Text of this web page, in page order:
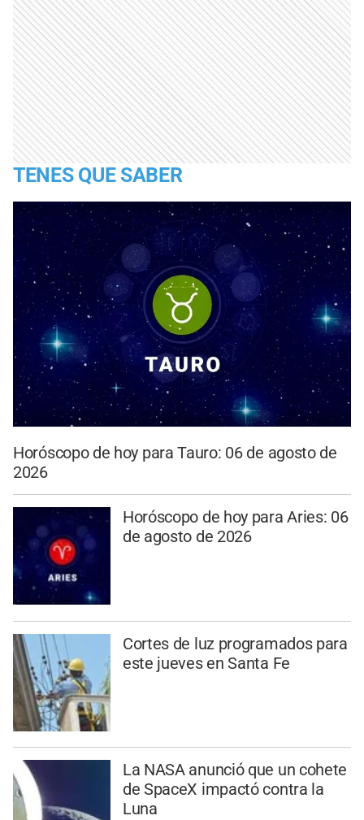
TENES QUE SABER
Horóscopo de hoy para Tauro: 06 de agosto de
2026
Horóscopo de hoy para Aries: 06
de agosto de 2026
Cortes de luz programados para
este jueves en Santa Fe
La NASA anunció que un cohete
de SpaceX impactó contra la
Luna